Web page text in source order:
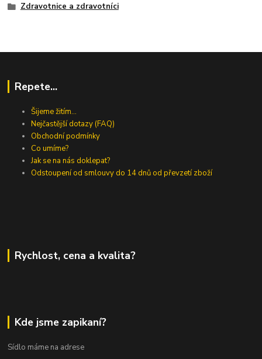
Zdravotnice a zdravotníci
Repete...
Šijeme žitím...
Nejčastější dotazy (FAQ)
Obchodní podmínky
Co umíme?
Jak se na nás doklepat?
Odstoupení od smlouvy do 14 dnů od převzetí zboží
Rychlost, cena a kvalita?
Kde jsme zapikaní?
Sídlo máme na adrese